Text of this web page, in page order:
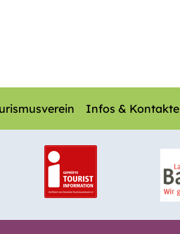
Infos & Kontakte